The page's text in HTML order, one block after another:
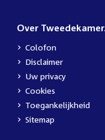
Over
Colofon
Disclaimer
Uw privacy
Cookies
Toegankelijkheid
Sitemap